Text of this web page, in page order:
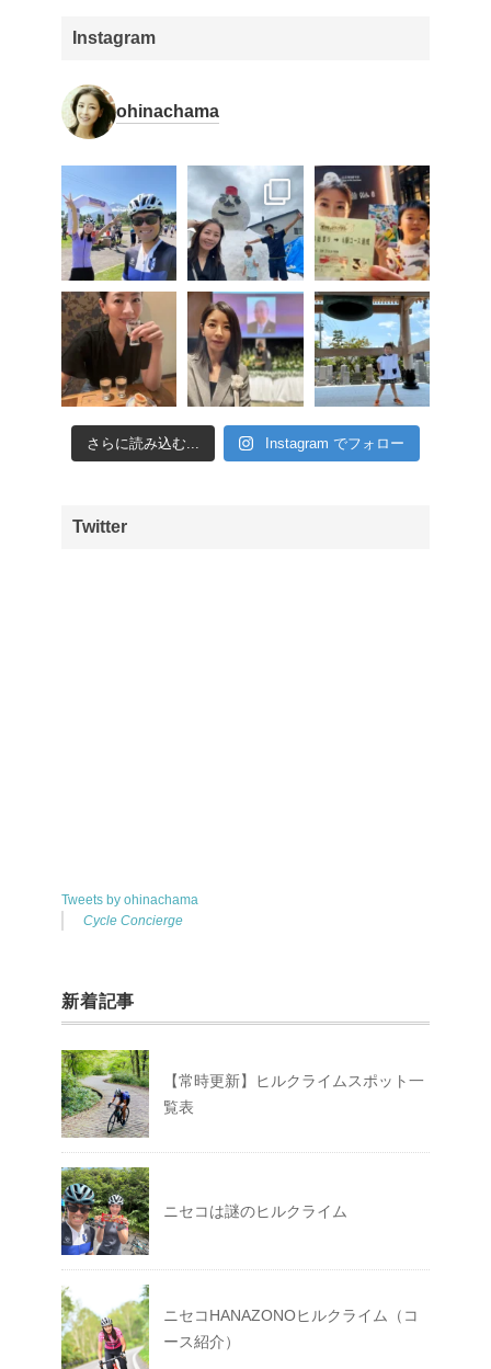
Instagram
ohinachama
さらに読み込む... Instagram でフォロー
Twitter
Tweets by ohinachama
Cycle Concierge
新着記事
【常時更新】ヒルクライムスポット一
覧表
ニセコは謎のヒルクライム
ニセコHANAZONOヒルクライム（コ
ース紹介）